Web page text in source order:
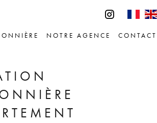
NOTRE AGENCE CONTACT